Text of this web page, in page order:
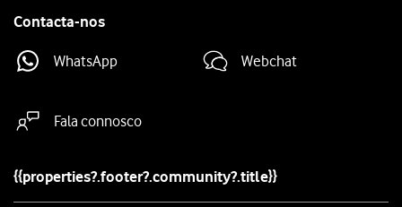
Contacta-nos
WhatsApp Webchat
Fala connosco
{{properties?.footer?.community?.title}}